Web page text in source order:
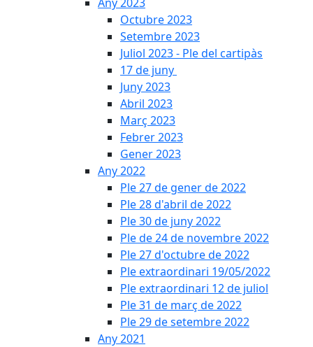
Octubre 2023
Setembre 2023
Juliol 2023 - Ple del cartipàs
17 de juny
Juny 2023
Abril 2023
Març 2023
Febrer 2023
Gener 2023
Any 2022
Ple 27 de gener de 2022
Ple 28 d'abril de 2022
Ple 30 de juny 2022
Ple de 24 de novembre 2022
Ple 27 d'octubre de 2022
Ple extraordinari 19/05/2022
Ple extraordinari 12 de juliol
Ple 31 de març de 2022
Ple 29 de setembre 2022
Any 2021